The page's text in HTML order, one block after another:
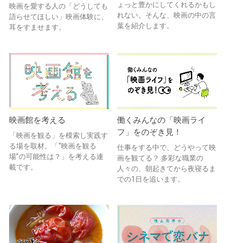
映画を愛する人の「どうしても
語らせてほしい」映画体験に、
耳をすませます。
ょっと豊かにしてくれるかもし
れない。そんな、映画の中の言
葉を紹介します。
映画館を考える
「映画を観る」を模索し実践す
る場を取材。「“映画を観る
場”の可能性は？」を考える連
載です。
働くみんなの「映画ライ
フ」をのぞき見！
仕事をする中で、どうやって映
画を観てる？ 多彩な職業の
人々の、朝起きてから夜寝るま
での1日を追います。